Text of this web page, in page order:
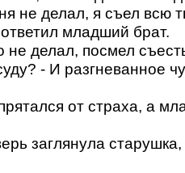
не делал, я съел всю
младший брат.
не делал, посмел
- И разгневанное
от страха, а
заглянула